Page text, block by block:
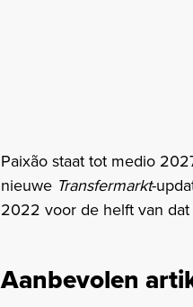
Paixão staat tot medio
nieuwe Transfermarkt-
2022 voor de helft van
Aanbevolen